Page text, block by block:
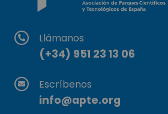
Llámanos
(+34) 951 23 13 06
Escríbenos
info@apte.org